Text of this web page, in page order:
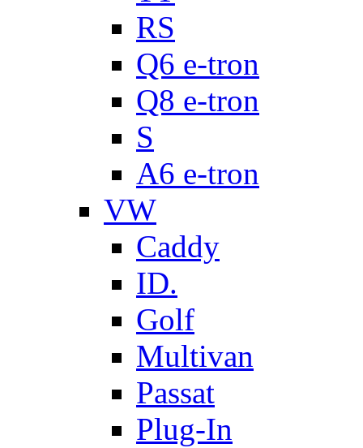
RS
Q6 e-tron
Q8 e-tron
S
A6 e-tron
VW
Caddy
ID.
Golf
Multivan
Passat
Plug-In